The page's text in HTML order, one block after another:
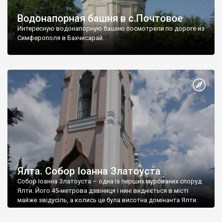
Водонапорная башня в с.Почтовое
Интересную водонапорную башню посмотрели по дороге из
Симферополя в Бахчисарай.
Ялта. Собор Іоанна Златоуста
Собор Іоанна Златоуста – одна із перших мурованих споруд
Ялти. Його 45-метрова дзвіниця і нині видніється в місті
майже звідусіль, а колись це була висотна домінанта Ялти.